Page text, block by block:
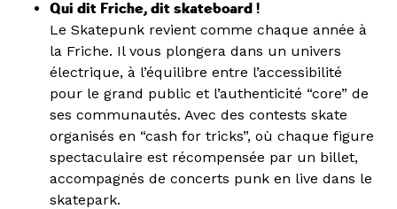
Qui dit Friche, dit skateboard !
Le Skatepunk revient comme chaque année à
la Friche. Il vous plongera dans un univers
électrique, à l’équilibre entre l’accessibilité
pour le grand public et l’authenticité “core” de
ses communautés. Avec des contests skate
organisés en “cash for tricks”, où chaque figure
spectaculaire est récompensée par un billet,
accompagnés de concerts punk en live dans le
skatepark.